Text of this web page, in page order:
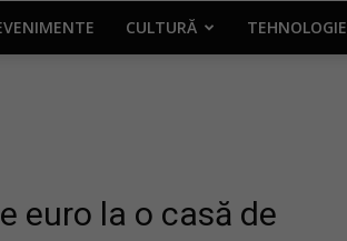
Rotalianul
CULTURĂ TEHNOLOGIE
euro la o casă de